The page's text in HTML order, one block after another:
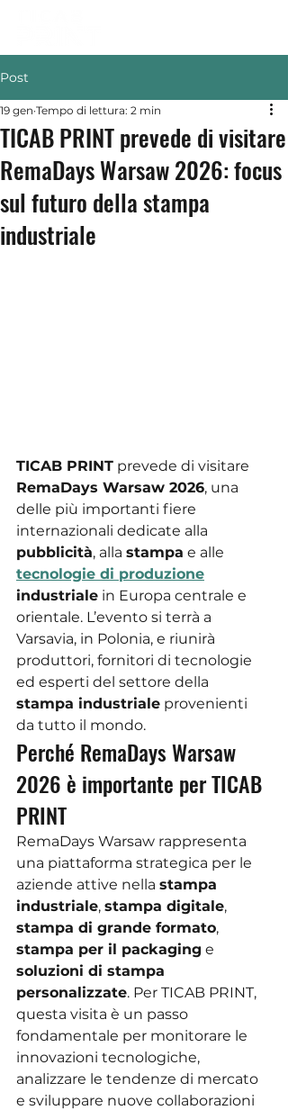
Post
TICAB PRINT prevede di visitare
RemaDays Warsaw 2026: focus
sul futuro della stampa
industriale
19 gen Tempo di lettura: 2 min
TICAB PRINT prevede di visitare
RemaDays Warsaw 2026, una
delle più importanti fiere
internazionali dedicate alla
pubblicità, alla stampa e alle
tecnologie di produzione
industriale in Europa centrale e
orientale. L’evento si terrà a
Varsavia, in Polonia, e riunirà
produttori, fornitori di tecnologie
ed esperti del settore della
stampa industriale provenienti
da tutto il mondo.
Perché RemaDays Warsaw
2026 è importante per TICAB
PRINT
RemaDays Warsaw rappresenta
una piattaforma strategica per le
aziende attive nella stampa
industriale, stampa digitale,
stampa di grande formato,
stampa per il packaging e
soluzioni di stampa
personalizzate. Per TICAB PRINT,
questa visita è un passo
fondamentale per monitorare le
innovazioni tecnologiche,
analizzare le tendenze di mercato
e sviluppare nuove collaborazioni